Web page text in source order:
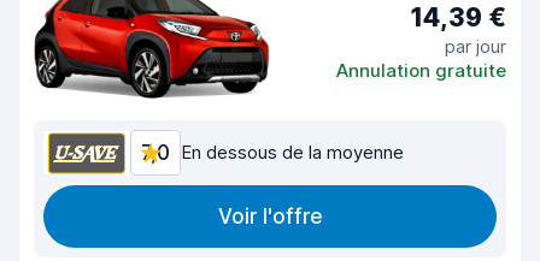
14,39 €
par jour
Annulation gratuite
7,0 En dessous de la moyenne
Voir l'offre